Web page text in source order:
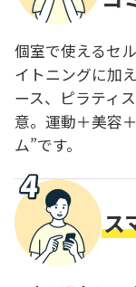
個室で使えるセ
イトニングに加
ース、ピラティ
意。運動＋美容
ム”です。
ス